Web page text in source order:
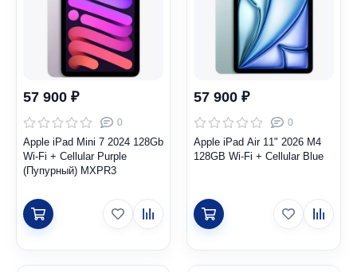
57 900 ₽
0
Apple iPad Mini 7 2024 128Gb
Wi-Fi + Cellular Purple
(Пупурный) MXPR3
57 900 ₽
0
Apple iPad Air 11" 2026 M4
128GB Wi-Fi + Cellular Blue